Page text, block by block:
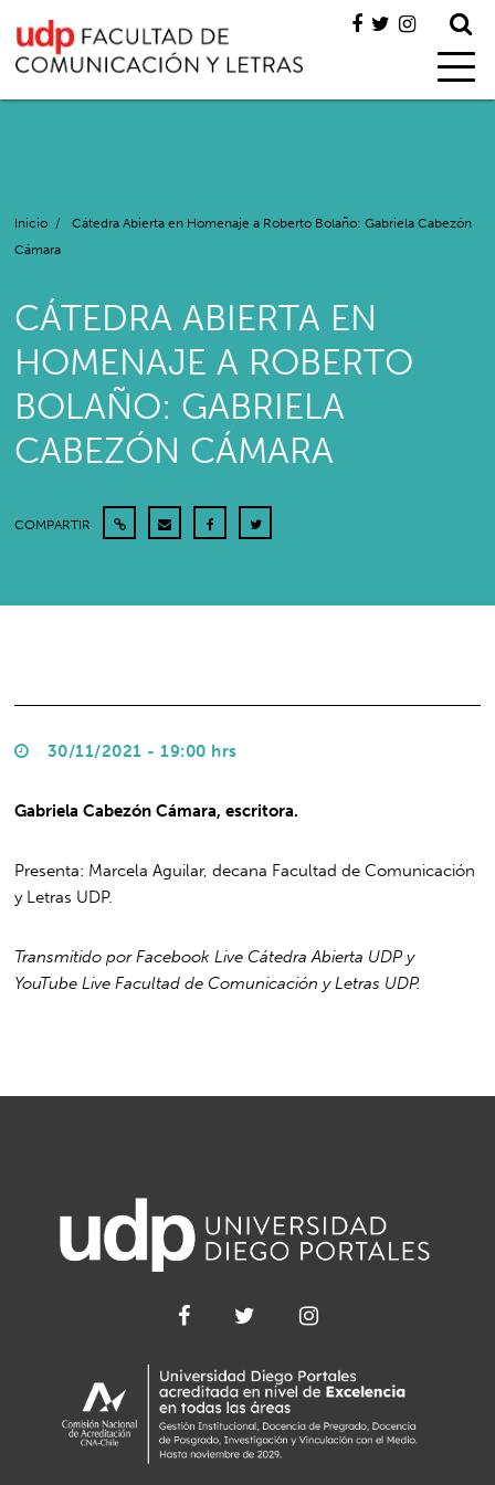
Inicio /
Cátedra Abierta en Homenaje a Roberto Bolaño: Gabriela Cabezón
Cámara
CÁTEDRA ABIERTA EN
HOMENAJE A ROBERTO
BOLAÑO: GABRIELA
CABEZÓN CÁMARA
COMPARTIR
30/11/2021 - 19:00 hrs
Gabriela Cabezón Cámara, escritora.
Presenta: Marcela Aguilar, decana Facultad de Comunicación
y Letras UDP.
Transmitido por Facebook Live Cátedra Abierta UDP y
YouTube Live Facultad de Comunicación y Letras UDP.